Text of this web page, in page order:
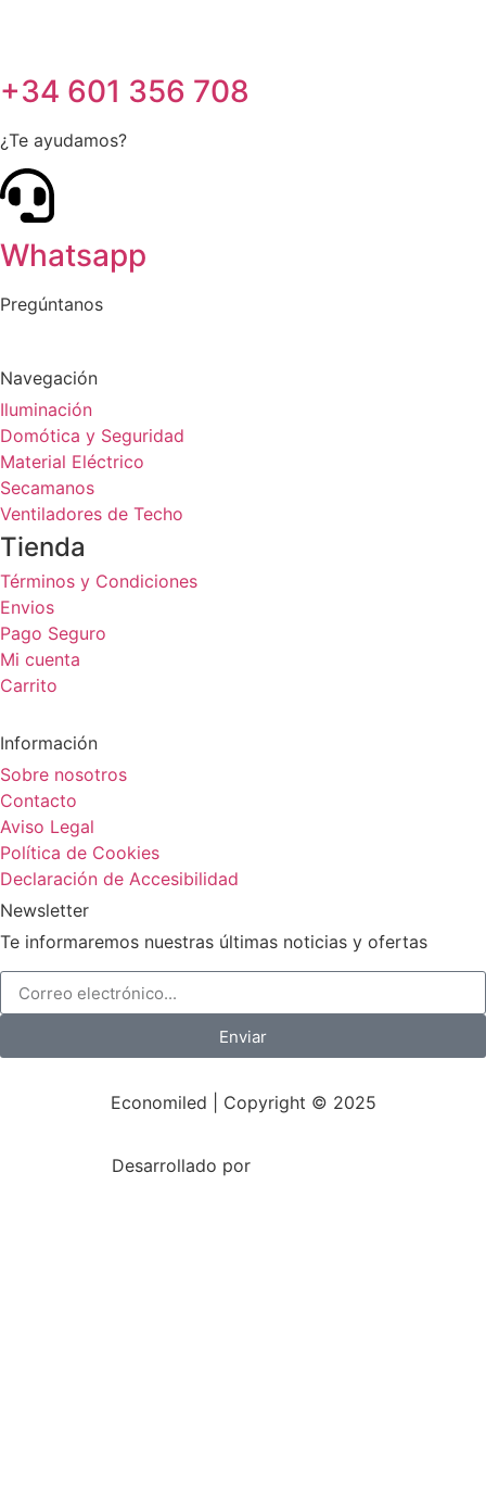
+34 601 356 708
¿Te ayudamos?
Whatsapp
Pregúntanos
Navegación
Iluminación
Domótica y Seguridad
Material Eléctrico
Secamanos
Ventiladores de Techo
Tienda
Términos y Condiciones
Envios
Pago Seguro
Mi cuenta
Carrito
Información
Sobre nosotros
Contacto
Aviso Legal
Política de Cookies
Declaración de Accesibilidad
Newsletter
Te informaremos nuestras últimas noticias y ofertas
Enviar
Economiled | Copyright © 2025
Desarrollado por